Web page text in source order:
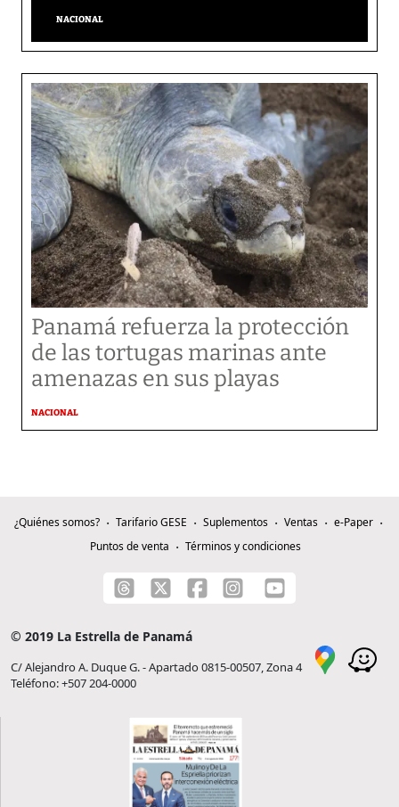
NACIONAL
Panamá refuerza la protección
de las tortugas marinas ante
amenazas en sus playas
NACIONAL
¿Quiénes somos? Tarifario GESE Suplementos Ventas
e-Paper
Puntos de venta
Términos y condiciones
© 2019 La Estrella de Panamá
C/ Alejandro A. Duque G. - Apartado 0815-00507, Zona 4
Teléfono: +507 204-0000